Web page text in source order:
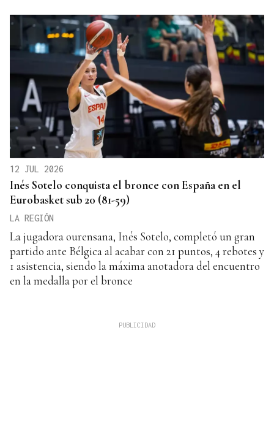
12 JUL 2026
Inés Sotelo conquista el bronce con España en el
Eurobasket sub 20 (81-59)
LA REGIÓN
La jugadora ourensana, Inés Sotelo, completó un gran
partido ante Bélgica al acabar con 21 puntos, 4 rebotes y
1 asistencia, siendo la máxima anotadora del encuentro
en la medalla por el bronce